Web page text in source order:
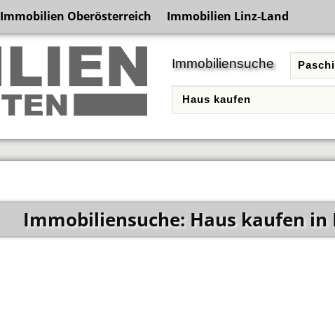
Immobilien Oberösterreich Immobilien Linz-Land
Immobiliensuche
Immobiliensuche: Haus kaufen in